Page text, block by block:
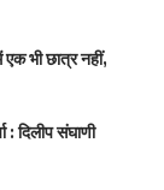
भी छात्र नहीं,
: दिलीप संघाणी